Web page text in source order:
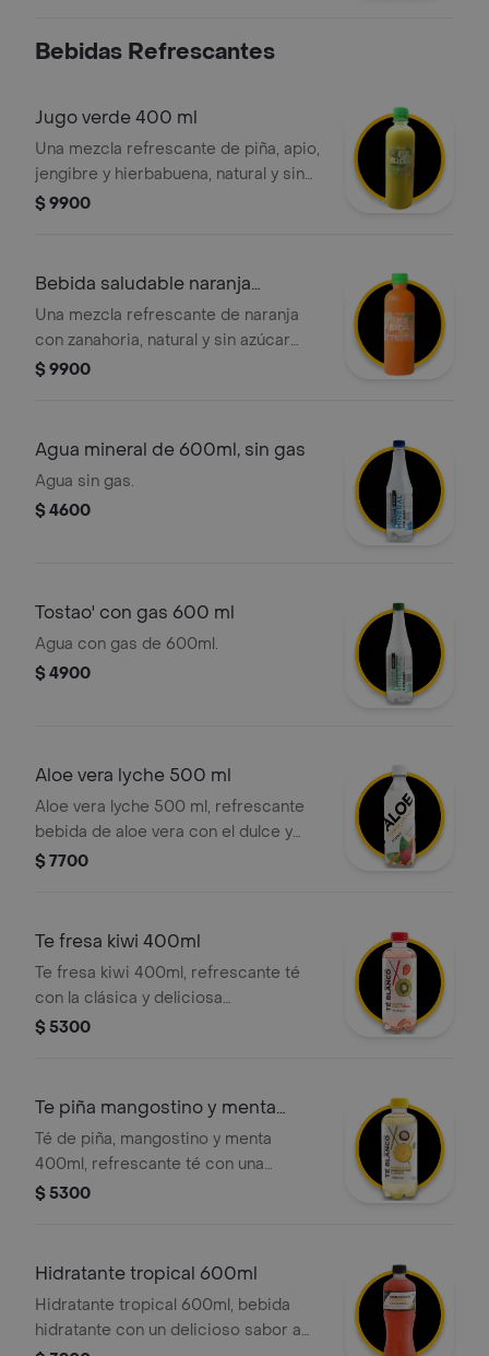
Bebidas Refrescantes
Jugo verde 400 ml
Una mezcla refrescante de piña, apio,
jengibre y hierbabuena, natural y sin
azúcar añadida, ideal para acompañar
$ 9900
Bebida saludable naranja
zanahoria
Una mezcla refrescante de naranja
con zanahoria, natural y sin azúcar
añadida, ideal para acompañar tus
$ 9900
Agua mineral de 600ml, sin gas
Agua sin gas.
$ 4600
Tostao' con gas 600 ml
Agua con gas de 600ml.
$ 4900
Aloe vera lyche 500 ml
Aloe vera lyche 500 ml, refrescante
bebida de aloe vera con el dulce y
exótico sabor a lychee
$ 7700
Te fresa kiwi 400ml
Te fresa kiwi 400ml, refrescante té
con la clásica y deliciosa
combinación de sabores: la dulzura
$ 5300
Te piña mangostino y menta
400ml
Té de piña, mangostino y menta
400ml, refrescante té con una
exótica combinación de sabores:
$ 5300
Hidratante tropical 600ml
Hidratante tropical 600ml, bebida
hidratante con un delicioso sabor a